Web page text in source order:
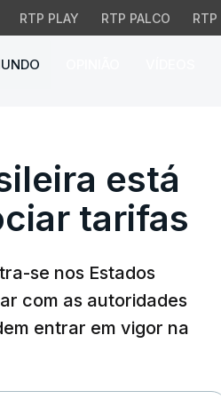
RTP PLAY RTP PALCO RTP
está
está
tarifas
se nos Estados
com as autoridades
entrar em vigor na